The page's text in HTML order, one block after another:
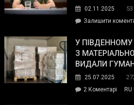
02.11.2025 53
Залишити
У
З
ВИДАЛИ
25.07.2025
2 Коментарі
RU